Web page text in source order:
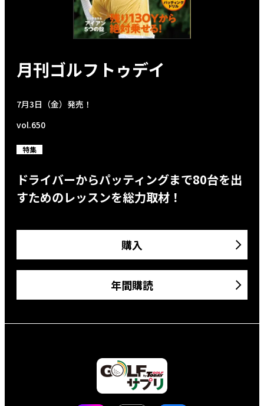
月刊ゴルフトゥデイ
7月3日（金）発売！
vol.650
特集
ドライバーからパッティングまで80台を出
すためのレッスンを総力取材！
購入
年間購読